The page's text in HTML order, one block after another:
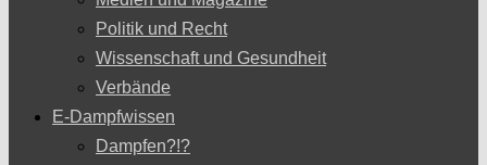
Politik und Recht
Wissenschaft und Gesundheit
Verbände
E-Dampfwissen
Dampfen?!?